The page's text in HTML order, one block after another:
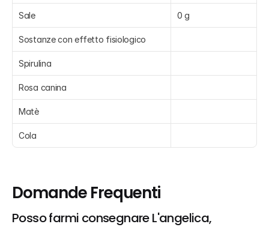
Sale 0 g
Sostanze con effetto fisiologico
Spirulina
Rosa canina
Matè
Cola
Domande Frequenti
Posso farmi consegnare L'angelica,